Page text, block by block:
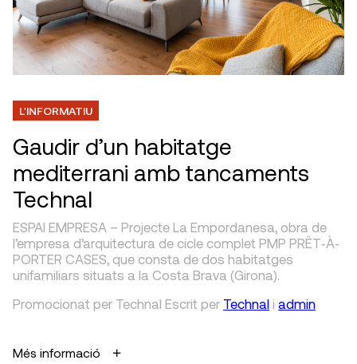
L'INFORMATIU
Gaudir d’un habitatge
mediterrani amb tancaments
Technal
ESPAI EMPRESA – Projecte La Empordanesa, obra de
l’empresa d’arquitectura de cicle complet PMP PRÊT‐À‐
PORTER CASES, que consta de dos habitatges
unifamiliars situats a la Costa Brava (Girona).
Promocionat per Technal Escrit per Technal i admin
Més informació